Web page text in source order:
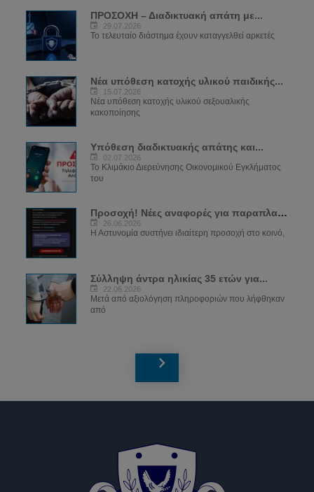
ΠΡΟΣΟΧΗ – Διαδικτυακή απάτη με...
29.07.2026
Το τελευταίο διάστημα έχουν καταγγελθεί αρκετές
Νέα υπόθεση κατοχής υλικού παιδικής...
15.07.2026
Νέα υπόθεση κατοχής υλικού σεξουαλικής
κακοποίησης
Υπόθεση διαδικτυακής απάτης και...
02.07.2026
Το Κλιμάκιο Διερεύνησης Οικονομικού Εγκλήματος
του
Προσοχή! Νέες αναφορές για παραπλανητικά...
26.06.2026
Η Αστυνομία συστήνει ιδιαίτερη προσοχή στο κοινό,
Σύλληψη άντρα ηλικίας 35 ετών για...
22.06.2026
Μετά από αξιολόγηση πληροφοριών που λήφθηκαν
από